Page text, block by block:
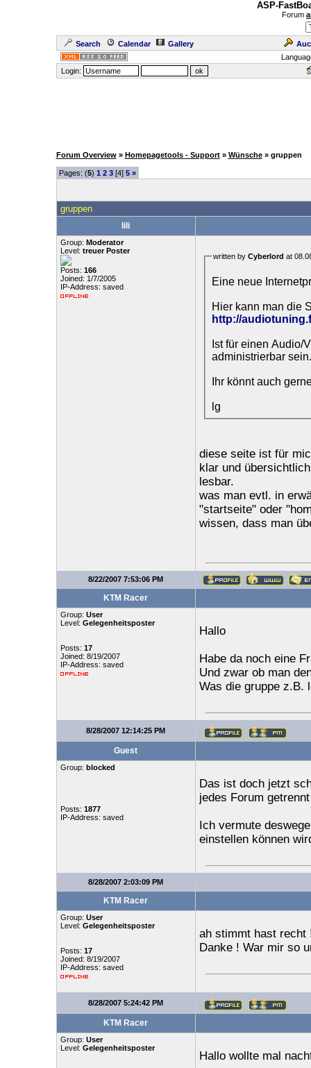
ASP-
Forum
Search Calendar Gallery
Login:
Forum Overview » Homepagetools - Support » Wünsche » gruppen
Pages: (5) 1 2 3[4] 5 »
gruppen
lili
Group: Moderator
Level: treuer Poster
Posts: 166
Joined: 1/7/2005
IP-Address: saved
written by Cyberlord at
Eine neue
Hier kann man die
http://
Ist für einen Audio/
administrierbar sein.
Ihr könnt auch
lg
diese seite ist für
klar und
lesbar.
was man evtl. in
"startseite" oder
wissen, dass man
8/22/2007 7:53:06 PM
KTM Racer
Group: User
Level: Gelegenheitsposter
Posts: 17
Joined: 8/19/2007
IP-Address: saved
Hallo
Habe da noch eine
Und zwar ob man
Was die gruppe z.B.
8/28/2007 12:14:25 PM
Guest
Group: blocked
Posts: 1877
IP-Address: saved
Das ist doch jetzt
jedes Forum
Ich vermute
einstellen können
8/28/2007 2:03:09 PM
KTM Racer
Group: User
Level: Gelegenheitsposter
Posts: 17
Joined: 8/19/2007
IP-Address: saved
ah stimmt hast recht
Danke ! War mir so
8/28/2007 5:24:42 PM
KTM Racer
Group: User
Level: Gelegenheitsposter
Hallo wollte mal